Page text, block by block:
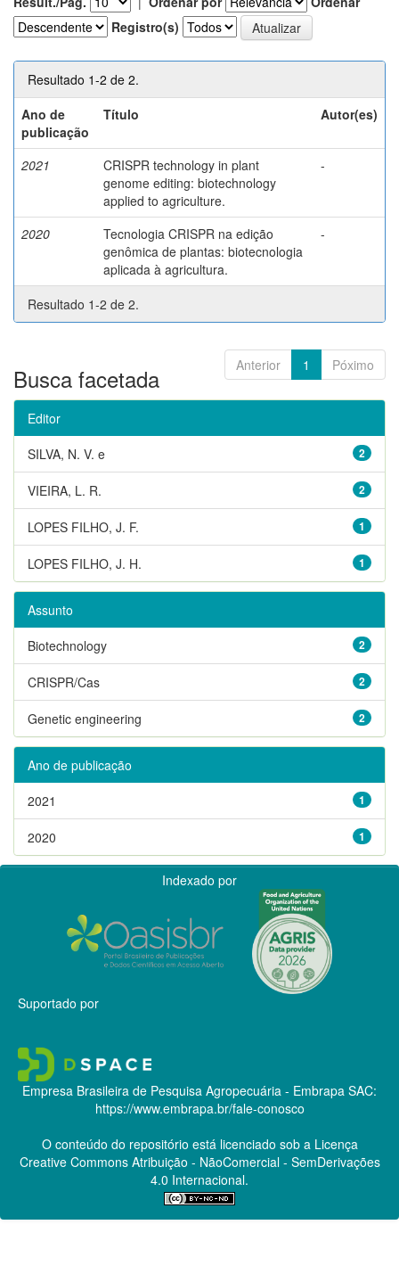
Registro(s)
Resultado 1-2 de 2.
Ano de
publicação
Título Autor(es)
2021
CRISPR technology in plant
genome editing: biotechnology
applied to agriculture.
-
2020
Tecnologia CRISPR na edição
genômica de plantas: biotecnologia
aplicada à agricultura.
-
Resultado 1-2 de 2.
Anterior 1 Póximo
Busca facetada
Editor
2
SILVA, N. V. e
2
VIEIRA, L. R.
1
LOPES FILHO, J. F.
1
LOPES FILHO, J. H.
Assunto
2
Biotechnology
2
CRISPR/Cas
2
Genetic engineering
Ano de publicação
1
2021
1
2020
Indexado por
Suportado por
Empresa Brasileira de Pesquisa Agropecuária - Embrapa SAC:
https://www.embrapa.br/fale-conosco
O conteúdo do repositório está licenciado sob a Licença
Creative CommonsAtribuição - NãoComercial - SemDerivações
4.0 Internacional.